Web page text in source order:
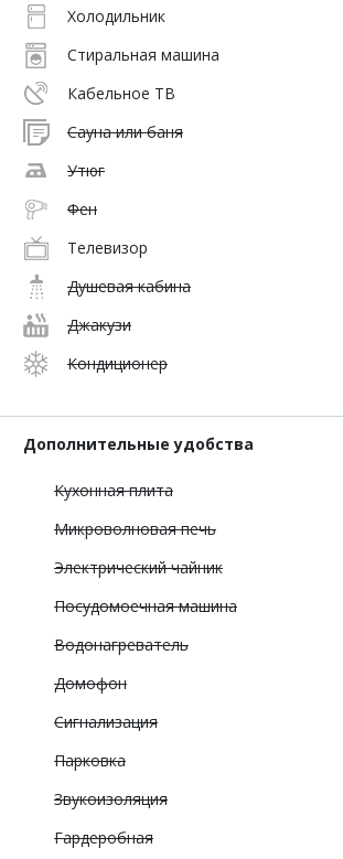
Холодильник
Стиральная машина
Кабельное ТВ
Сауна или баня
Утюг
Фен
Телевизор
Душевая кабина
Джакузи
Кондиционер
Дополнительные удобства
Кухонная плита
Микроволновая печь
Электрический чайник
Посудомоечная машина
Водонагреватель
Домофон
Сигнализация
Парковка
Звукоизоляция
Гардеробная